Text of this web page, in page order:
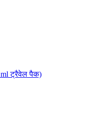
ml ट्रैवेल पैक)